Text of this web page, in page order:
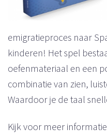
emigratieproces naar
kinderen! Het spel
oefenmateriaal en een
combinatie van zien,
Waardoor je de taal
Kijk voor meer